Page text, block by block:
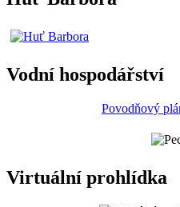
Vodní hospodářství
Povodňový
Virtuální prohlídka